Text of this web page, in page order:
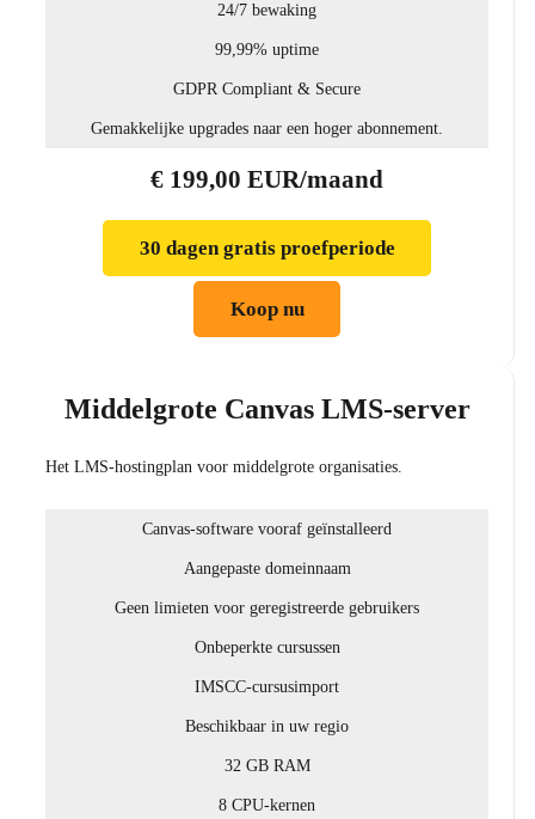
24/7 bewaking
99,99% uptime
GDPR Compliant & Secure
Gemakkelijke upgrades naar een hoger abonnement.
€ 199,00 EUR/maand
30 dagen gratis proefperiode
Koop nu
Middelgrote Canvas LMS-server
Het LMS-hostingplan voor middelgrote organisaties.
Canvas-software vooraf geïnstalleerd
Aangepaste domeinnaam
Geen limieten voor geregistreerde gebruikers
Onbeperkte cursussen
IMSCC-cursusimport
Beschikbaar in uw regio
32 GB RAM
8 CPU-kernen